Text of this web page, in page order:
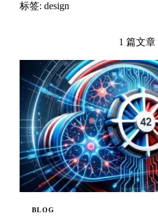
标签: design
1 篇文章
BLOG